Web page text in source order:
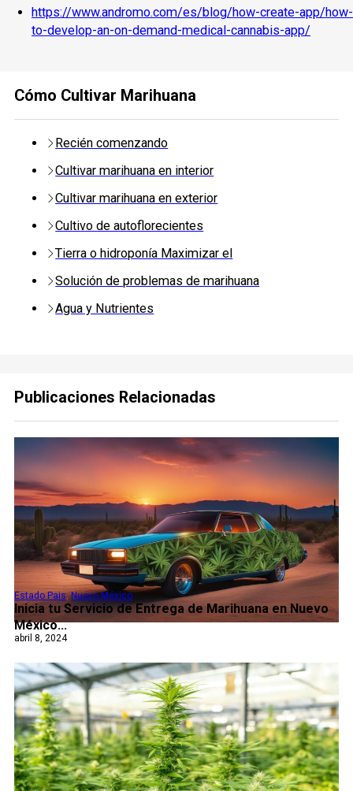
https://www.andromo.com/es/blog/how-create-app/how-
to-develop-an-on-demand-medical-cannabis-app/
Cómo Cultivar Marihuana
Recién comenzando
Cultivar marihuana en interior
Cultivar marihuana en exterior
Cultivo de autoflorecientes
Tierra o hidroponía Maximizar el
Solución de problemas de marihuana
Agua y Nutrientes
Publicaciones Relacionadas
Inicia tu Servicio de Entrega de Marihuana en Nuevo
México...
Estado Pais,Nuevo México
abril 8, 2024